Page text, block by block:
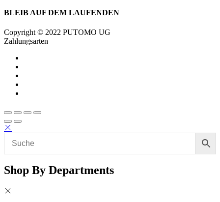
BLEIB AUF DEM LAUFENDEN
Copyright © 2022 PUTOMO UG
Zahlungsarten
Shop By Departments